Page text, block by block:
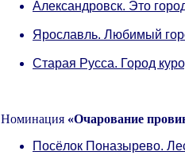
Александровск. Это
Ярославль. Любимый
Старая Русса. Город
Номинация «Очарование
Посёлок Поназырево.